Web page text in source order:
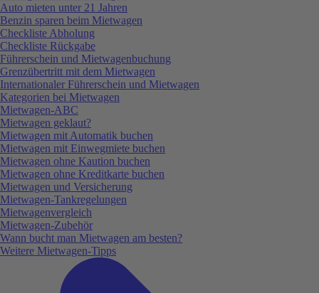
Auto mieten unter 21 Jahren
Benzin sparen beim Mietwagen
Checkliste Abholung
Checkliste Rückgabe
Führerschein und Mietwagenbuchung
Grenzübertritt mit dem Mietwagen
Internationaler Führerschein und Mietwagen
Kategorien bei Mietwagen
Mietwagen-ABC
Mietwagen geklaut?
Mietwagen mit Automatik buchen
Mietwagen mit Einwegmiete buchen
Mietwagen ohne Kaution buchen
Mietwagen ohne Kreditkarte buchen
Mietwagen und Versicherung
Mietwagen-Tankregelungen
Mietwagenvergleich
Mietwagen-Zubehör
Wann bucht man Mietwagen am besten?
Weitere Mietwagen-Tipps